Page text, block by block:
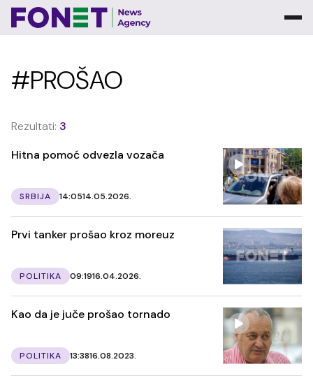
#PROŠAO
Rezultati: 3
Hitna pomoć odvezla vozača
SRBIJA 14:0514.05.2026.
Prvi tanker prošao kroz moreuz
POLITIKA 09:1916.04.2026.
Kao da je juče prošao tornado
POLITIKA 13:3816.08.2023.